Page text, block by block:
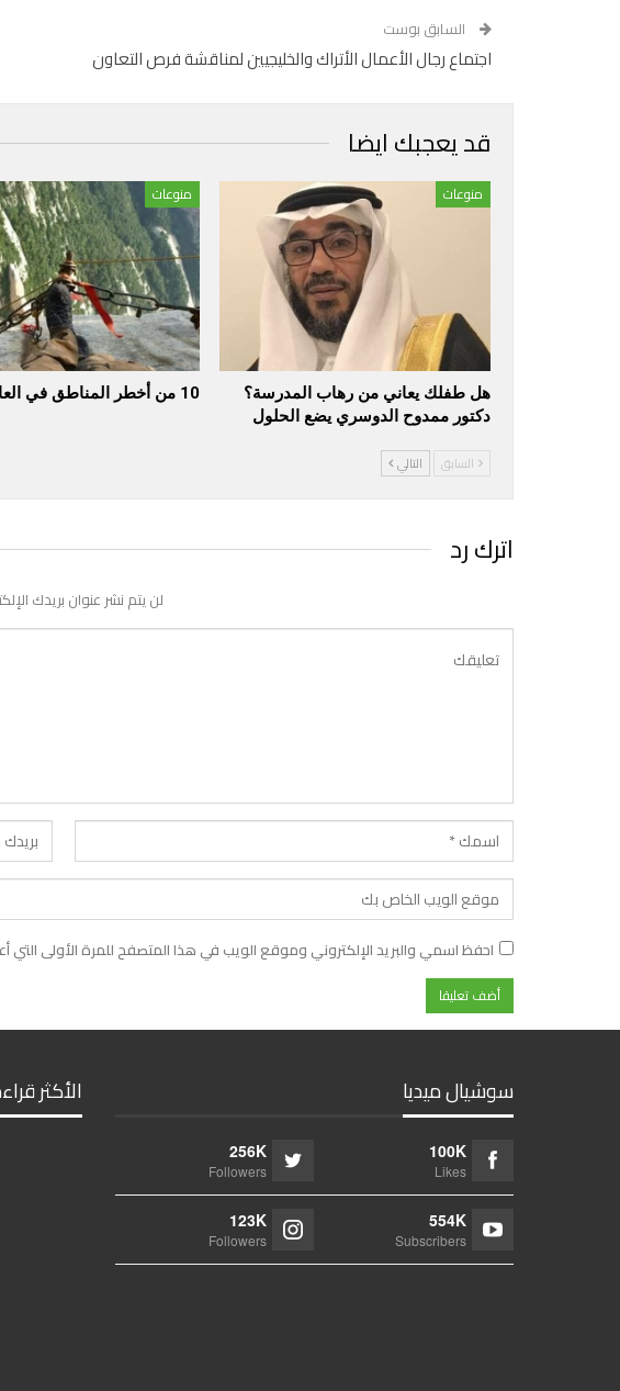
السابق بوست
اجتماع رجال الأعمال الأتراك والخليجيين لمناقشة فرص التعاون
قد يعجبك ايضا
منوعات
هل طفلك يعاني من رهاب المدرسة؟
دكتور ممدوح الدوسري يضع الحلول
منوعات
10 من أخطر المناطق في العالم
السابق التالي
اترك رد
لن يتم نشر عنوان بريدك
احفظ اسمي والبريد الإلكتروني وموقع الويب في هذا المتصفح للمرة الأولى التي
سوشيال ميديا
100K
Likes
256K
Followers
554K
Subscribers
123K
Followers
الأكثر